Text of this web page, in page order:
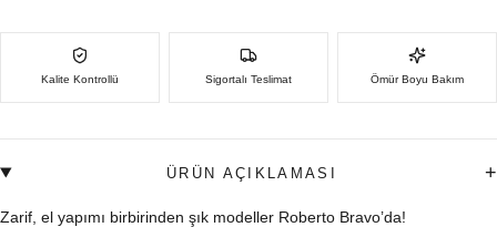
Kalite Kontrollü Sigortalı Teslimat Ömür Boyu Bakım
ÜRÜN AÇIKLAMASI +
Zarif, el yapımı birbirinden şık modeller Roberto Bravo’da!